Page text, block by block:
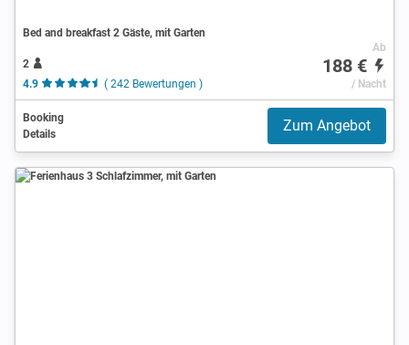
Bed and breakfast 2 Gäste, mit Garten
2
4.9
( 242 Bewertungen )
Ab
188 €
/ Nacht
Booking
Details
Zum Angebot